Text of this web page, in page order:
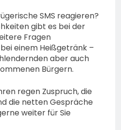
SMS reagieren?
gibt es bei der
Fragen
einem Heißgetränk –
aber auch
Bürgern.
regen Zuspruch, die
die netten Gespräche
weiter für Sie